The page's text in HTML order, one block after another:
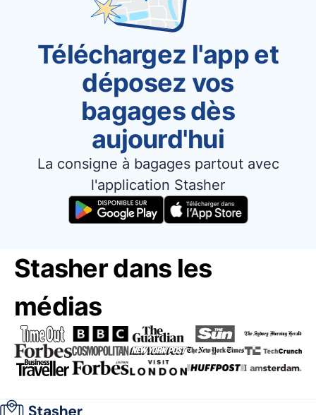
Téléchargez l'app et
déposez vos
bagages dès
aujourd'hui
La consigne à bagages partout avec
l'application Stasher
Stasher dans les
médias